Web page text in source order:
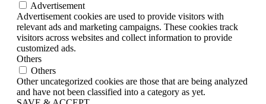
Advertisement
Advertisement cookies are used to provide visitors with
relevant ads and marketing campaigns. These cookies track
visitors across websites and collect information to provide
customized ads.
Others
Others
Other uncategorized cookies are those that are being analyzed
and have not been classified into a category as yet.